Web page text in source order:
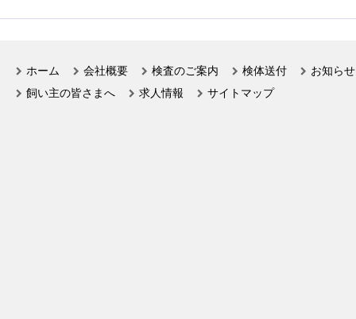
ホーム 会社概要 検査のご案内 検体送付
お知らせ
飼い主の皆さまへ
求人情報 サイトマップ